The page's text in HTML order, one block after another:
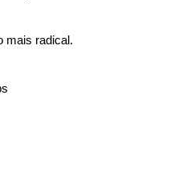
mais radical.